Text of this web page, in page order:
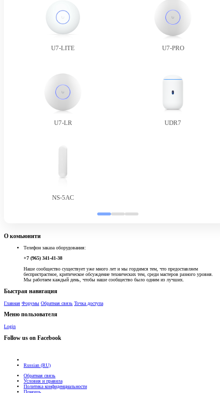
U7-LITE U7-PRO
U7-LR UDR7
NS-5AC
О комьюнити
Телефон заказа оборудования:
+7 (965) 341-41-38
Наше сообщество существует уже много лет и мы гордимся тем, что предоставляем
беспристрастное, критическое обсуждение технических тем, среди мастеров разного уровня.
Мы работаем каждый день, чтобы наше сообщество было одним из лучших.
Быстрая навигация
Главная Форумы Обратная связь Точка доступа
Меню пользователя
Login
Follow us on Facebook
Russian (RU)
Обратная связь
Условия и правила
Политика конфиденциальности